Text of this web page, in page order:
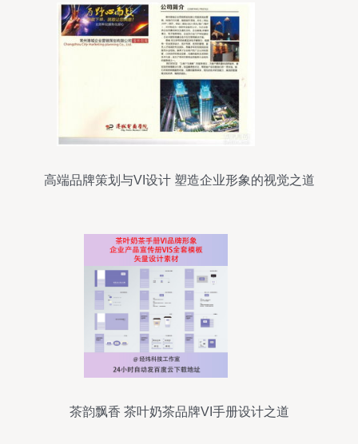
高端品牌策划与VI设计 塑造企业形象的视觉之道
茶韵飘香 茶叶奶茶品牌VI手册设计之道